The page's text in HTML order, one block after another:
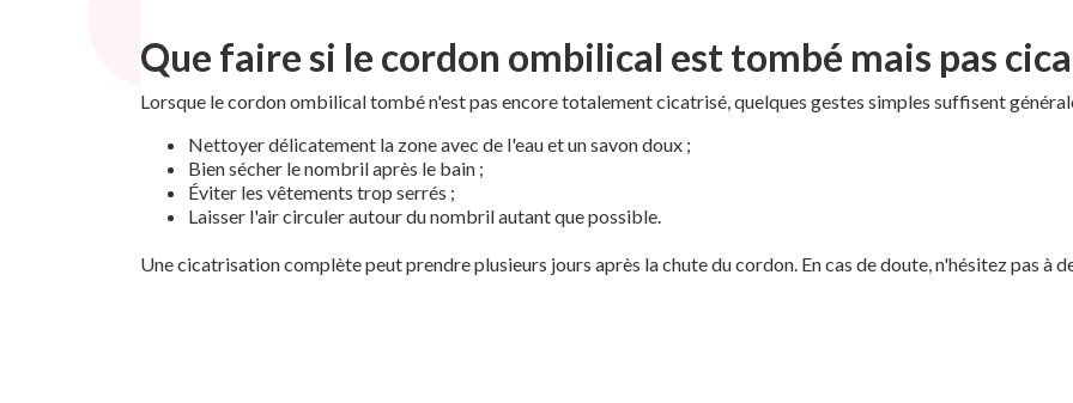
Que faire si le cordon ombilical est tombé mais pas
Lorsque le cordon ombilical tombé n'est pas encore totalement cicatrisé, quelques gestes simples suffisent
Nettoyer délicatement la zone avec de l'eau et un savon doux ;
Bien sécher le nombril après le bain ;
Éviter les vêtements trop serrés ;
Laisser l'air circuler autour du nombril autant que possible.
Une cicatrisation complète peut prendre plusieurs jours après la chute du cordon. En cas de doute, n'hésitez pas à